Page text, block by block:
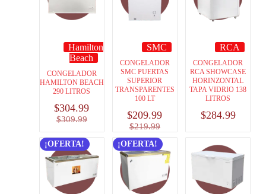
Hamilton
Beach
CONGELADOR
HAMILTON BEACH
290 LITROS
$309.99
$304.99
SMC
CONGELADOR
SMC PUERTAS
SUPERIOR
TRANSPARENTES
100 LT
$219.99
$209.99
RCA
CONGELADOR
RCA SHOWCASE
HORINZONTAL
TAPA VIDRIO 138
LITROS
$284.99
¡OFERTA! ¡OFERTA!